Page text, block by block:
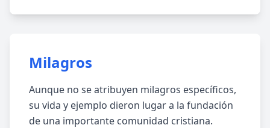
Milagros
Aunque no se atribuyen milagros específicos,
su vida y ejemplo dieron lugar a la fundación
de una importante comunidad cristiana.